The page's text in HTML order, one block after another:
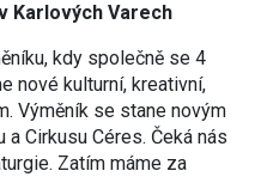
Karlových Varech
kdy společně se 4
nové kulturní, kreativní,
Výměník se stane novým
Cirkusu Céres. Čeká nás
Zatím máme za